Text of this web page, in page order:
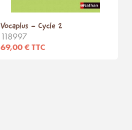
Vocaplus - Cycle 2
118997
69,00 € TTC